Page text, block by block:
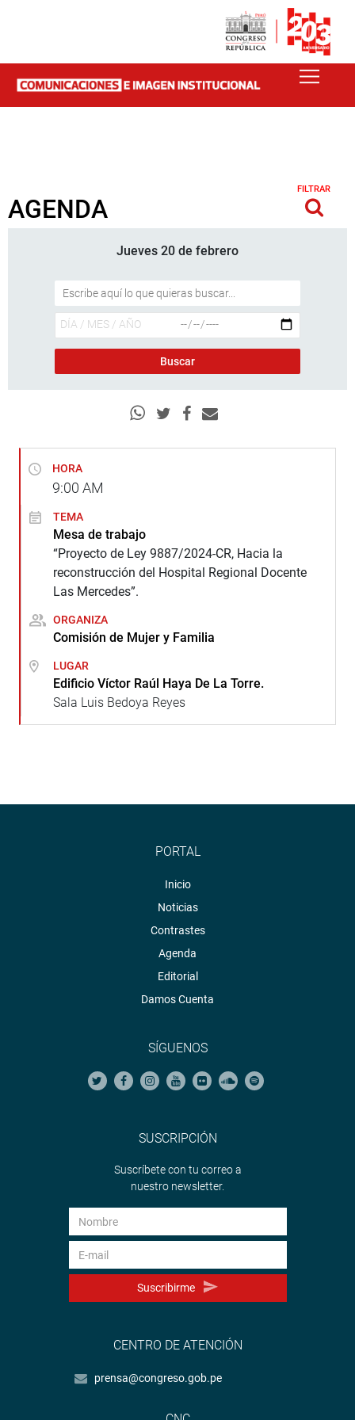
AGENDA
FILTRAR
Jueves 20 de febrero
HORA
9:00 AM
TEMA
Mesa de trabajo
“Proyecto de Ley 9887/2024-CR, Hacia la
reconstrucción del Hospital Regional Docente
Las Mercedes”.
ORGANIZA
Comisión de Mujer y Familia
LUGAR
Edificio Víctor Raúl Haya De La Torre.
Sala Luis Bedoya Reyes
PORTAL
Inicio
Noticias
Contrastes
Agenda
Editorial
Damos Cuenta
SÍGUENOS
SUSCRIPCIÓN
Suscríbete con tu correo a
nuestro newsletter.
Suscribirme
CENTRO DE ATENCIÓN
prensa@congreso.gob.pe